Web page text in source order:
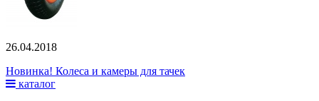
26.04.2018
Новинка! Колеса и камеры для тачек
каталог